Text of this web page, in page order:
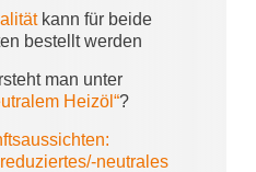
kann für beide
bestellt werden
man unter
Heizöl“?
neutrales